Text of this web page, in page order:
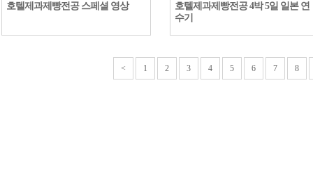
호텔제과제빵전공 스페셜 영상 호텔제과제빵전공 4박 5일 일본 연
수기
< 1 2 3 4 5 6 7 8